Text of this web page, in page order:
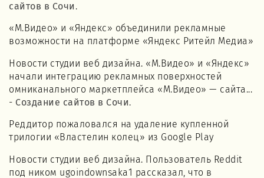
сайтов в Сочи .
«М.Видео» и «Яндекс» объединили рекламные
возможности на платформе «Яндекс Ритейл Медиа»
Новости студии веб дизайна. «М.Видео» и «Яндекс»
начали интеграцию рекламных поверхностей
омниканального маркетплейса «М.Видео» — сайта...
- Создание сайтов в Сочи.
Реддитор пожаловался на удаление купленной
трилогии «Властелин колец» из Google Play
Новости студии веб дизайна. Пользователь Reddit
под ником ugoindownsaka1 рассказал, что в